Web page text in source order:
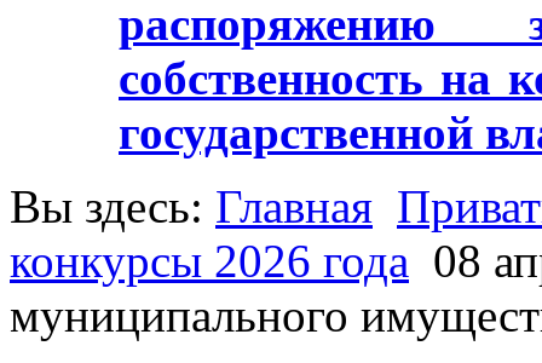
распоряжению
собственность на
государственной
Вы здесь: Главная
конкурсы 2026 года 08
муниципального